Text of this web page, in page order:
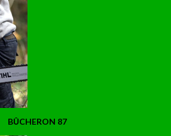
BÛCHERON 87